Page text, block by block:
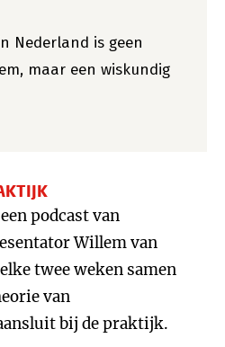
Nederland is geen
maar een wiskundig
podcast van
Willem van
twee weken samen
van
bij de praktijk.